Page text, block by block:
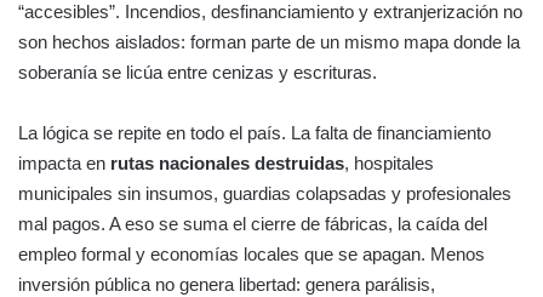
“accesibles”. Incendios, desfinanciamiento y extranjerización no
son hechos aislados: forman parte de un mismo mapa donde la
soberanía se licúa entre cenizas y escrituras.
La lógica se repite en todo el país. La falta de financiamiento
impacta en rutas nacionales destruidas, hospitales
municipales sin insumos, guardias colapsadas y profesionales
mal pagos. A eso se suma el cierre de fábricas, la caída del
empleo formal y economías locales que se apagan. Menos
inversión pública no genera libertad: genera parálisis,